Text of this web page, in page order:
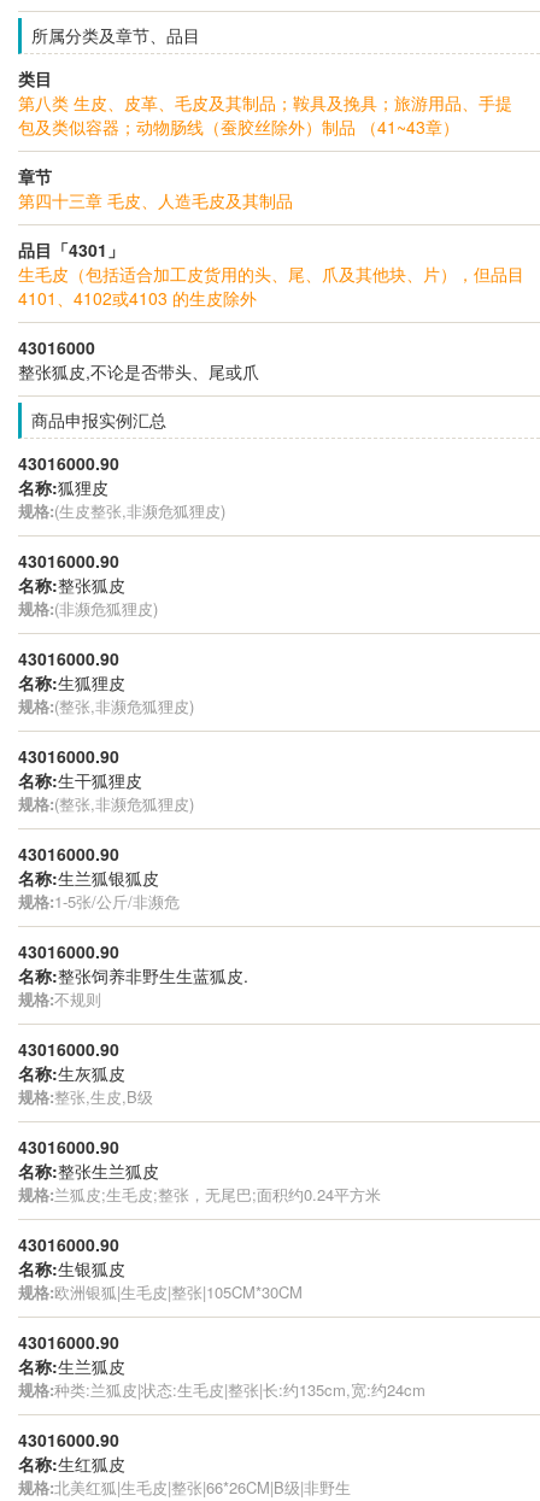
所属分类及章节、品目
类目
第八类 生皮、皮革、毛皮及其制品；鞍具及挽具；旅游用品、手提
包及类似容器；动物肠线（蚕胶丝除外）制品 （41~43章）
章节
第四十三章 毛皮、人造毛皮及其制品
品目「4301」
生毛皮（包括适合加工皮货用的头、尾、爪及其他块、片），但品目
4101、4102或4103 的生皮除外
43016000
整张狐皮,不论是否带头、尾或爪
商品申报实例汇总
43016000.90
名称:狐狸皮
规格:(生皮整张,非濒危狐狸皮)
43016000.90
名称:整张狐皮
规格:(非濒危狐狸皮)
43016000.90
名称:生狐狸皮
规格:(整张,非濒危狐狸皮)
43016000.90
名称:生干狐狸皮
规格:(整张,非濒危狐狸皮)
43016000.90
名称:生兰狐银狐皮
规格:1-5张/公斤/非濒危
43016000.90
名称:整张饲养非野生生蓝狐皮.
规格:不规则
43016000.90
名称:生灰狐皮
规格:整张,生皮,B级
43016000.90
名称:整张生兰狐皮
规格:兰狐皮;生毛皮;整张，无尾巴;面积约0.24平方米
43016000.90
名称:生银狐皮
规格:欧洲银狐|生毛皮|整张|105CM*30CM
43016000.90
名称:生兰狐皮
规格:种类:兰狐皮|状态:生毛皮|整张|长:约135cm,宽:约24cm
43016000.90
名称:生红狐皮
规格:北美红狐|生毛皮|整张|66*26CM|B级|非野生